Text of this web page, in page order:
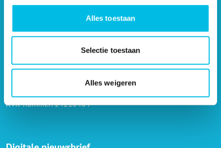
Alles toestaan
Selectie toestaan
Alles weigeren
Adressen
KVK-nummer: 24218464